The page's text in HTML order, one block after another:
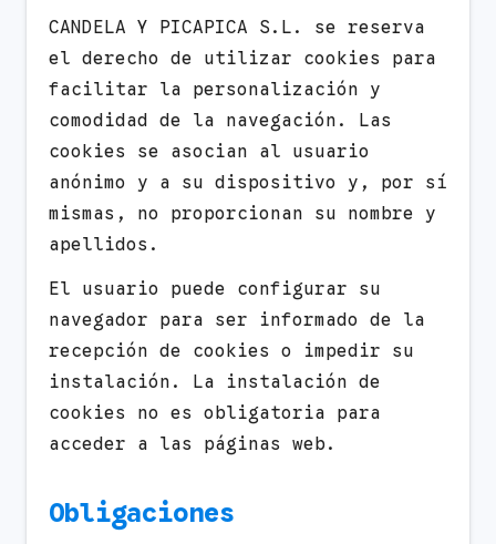
CANDELA Y PICAPICA S.L. se reserva
el derecho de utilizar cookies para
facilitar la personalización y
comodidad de la navegación. Las
cookies se asocian al usuario
anónimo y a su dispositivo y, por sí
mismas, no proporcionan su nombre y
apellidos.
El usuario puede configurar su
navegador para ser informado de la
recepción de cookies o impedir su
instalación. La instalación de
cookies no es obligatoria para
acceder a las páginas web.
Obligaciones